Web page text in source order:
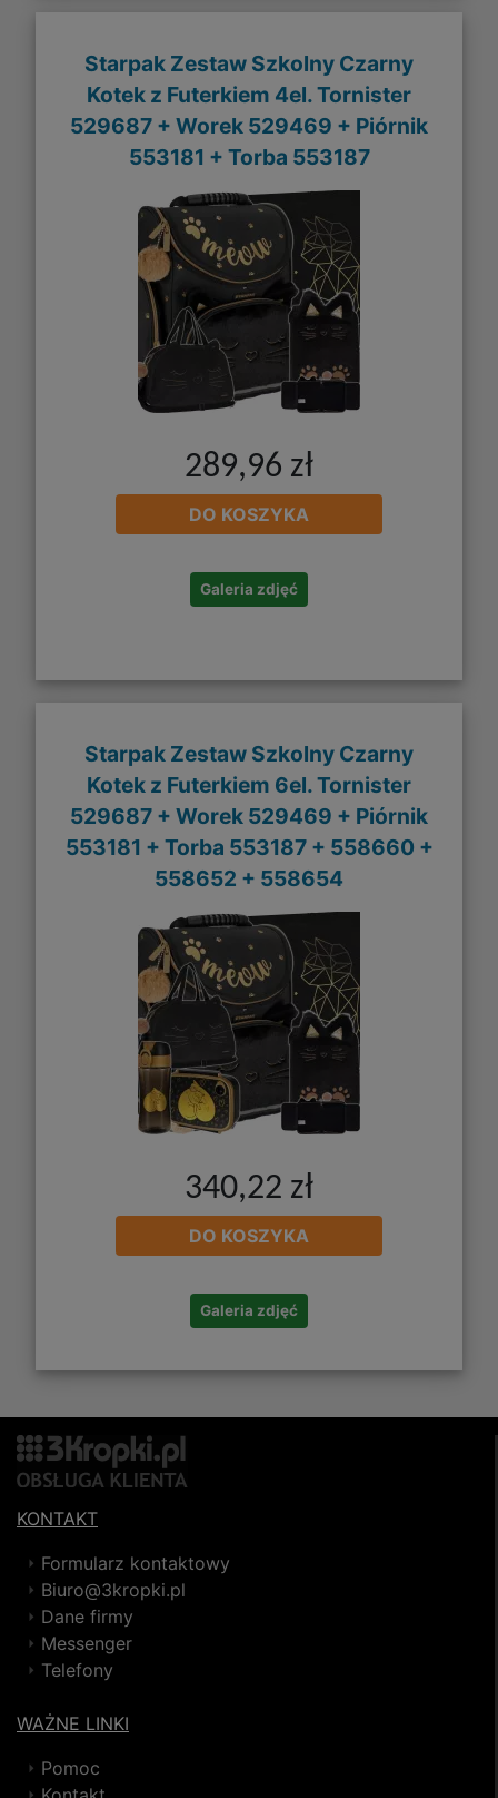
Starpak Zestaw Szkolny Czarny
Kotek z Futerkiem 4el. Tornister
529687 + Worek 529469 + Piórnik
553181 + Torba 553187
289,96 zł
DO KOSZYKA
Galeria zdjęć
Starpak Zestaw Szkolny Czarny
Kotek z Futerkiem 6el. Tornister
529687 + Worek 529469 + Piórnik
553181 + Torba 553187 + 558660 +
558652 + 558654
340,22 zł
DO KOSZYKA
Galeria zdjęć
KONTAKT
Formularz kontaktowy
Biuro@3kropki.pl
Dane firmy
Messenger
Telefony
WAŻNE LINKI
Pomoc